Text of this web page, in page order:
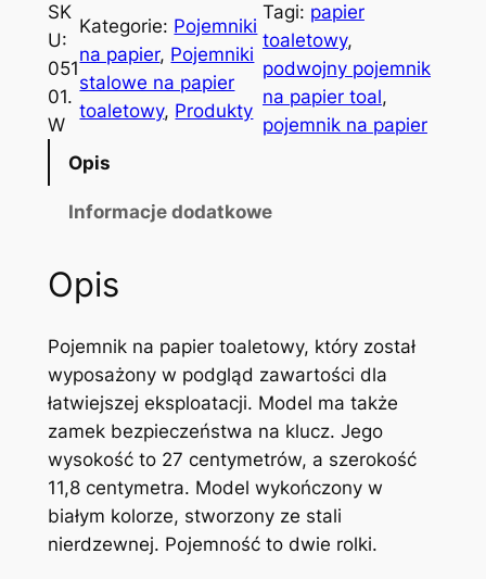
SK
U:
051
01.
W
Kategorie: Pojemniki
na papier, Pojemniki
stalowe na papier
toaletowy, Produkty
Tagi: papier
toaletowy
podwojny pojemnik
na papier toal
pojemnik na papier
Opis
Informacje dodatkowe
Opis
Pojemnik na papier toaletowy, który został
wyposażony w podgląd zawartości dla
łatwiejszej eksploatacji. Model ma także
zamek bezpieczeństwa na klucz. Jego
wysokość to 27 centymetrów, a szerokość
11,8 centymetra. Model wykończony w
białym kolorze, stworzony ze stali
nierdzewnej. Pojemność to dwie rolki.